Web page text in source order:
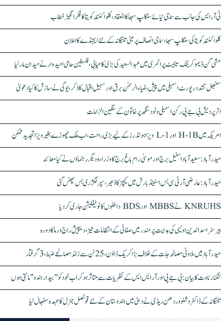
ٹی آر ایس کی جانب سے سماجی نیائے سنکلپ سبھا کا انعقاد، کلواکنٹلہ کویتا کا فکر انگیز خطاب
کلواکنٹلہ کویتا کی سنکلپ سبھا، سماجی انصاف پر مبنی تلنگانہ کے نئے ایجنڈے کا اعلان
مشی گن ڈیموکریٹک سینیٹ پرائمری میں عبدالسعید کی بڑی کامیابی، فلسطین حامی امیدوار نے میدان مار لیا
سنبھل تشدد رپورٹ اسمبلی میں پیش، ضیاء الرحمٰن برق اور سہیل اقبال کا ذکر، یوگی نے سازش کا کیا دعویٰ
اتر پردیش بی جے پی رکن اسمبلی ونود سنگھ پر خاتون کے سنگین الزامات
امریکہ میں H-1B اور L-1 ویزا ہولڈرز کے لیے بڑی راحت، اب ملک چھوڑے بغیر ویزا تجدید ممکن
حیدرآباد: سعیدآباد اسٹیل برج اور موسیٰ رام باغ برج کا وزراء و دیگر رہنماؤں نے کیا معائنہ
حیدرآباد: عارضی آر ٹی سی بس اسٹینڈ بارش میں کیچڑ کا ڈھیر، سپر لگژری بس پھنس گئی
KNRUHS نے MBBS اور BDS داخلوں کا نوٹیفکیشن جاری کر دیا
بیرسٹر اسدالدین اویسی کی ہدایت پر مندر میں صفائی کے انتظامات تیز، دیپیش راج ورما کا دورہ
حیدرآباد میں ملاوٹی مصالحہ جات کے خلاف بڑا کریک ڈاؤن، 25 ٹن سے زائد مصالحے ضبط، 3 گرفتار
کنگنا رناوت کا بیان: بی جے پی اور آر ایس ایس کے نظریات سے متاثر ہو کر اب خود کو "بیدار ہندو" مانتی ہوں
تلنگانہ کے ڈاکٹر وشنو وردھن ریڈی نے دبئی میں ہندوستان کے نئے قونصل جنرل کا عہدہ سنبھال لیا